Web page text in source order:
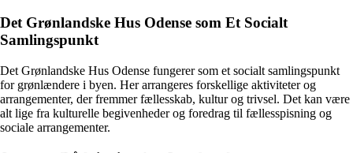
Det Grønlandske Hus Odense som Et Socialt
Samlingspunkt
Det Grønlandske Hus Odense fungerer som et socialt samlingspunkt
for grønlændere i byen. Her arrangeres forskellige aktiviteter og
arrangementer, der fremmer fællesskab, kultur og trivsel. Det kan være
alt lige fra kulturelle begivenheder og foredrag til fællesspisning og
sociale arrangementer.